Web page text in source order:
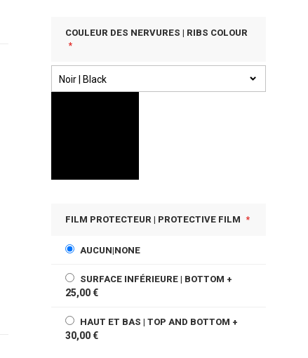
COULEUR DES NERVURES | RIBS COLOUR
FILM PROTECTEUR | PROTECTIVE FILM
AUCUN|NONE
SURFACE INFÉRIEURE | BOTTOM +
25,00 €
HAUT ET BAS | TOP AND BOTTOM +
30,00 €